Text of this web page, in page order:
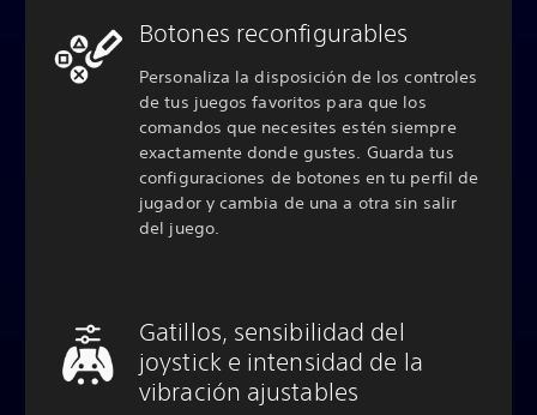
Botones reconfigurables
Personaliza la disposición de los controles
de tus juegos favoritos para que los
comandos que necesites estén siempre
exactamente donde gustes. Guarda tus
configuraciones de botones en tu perfil de
jugador y cambia de una a otra sin salir
del juego.
Gatillos, sensibilidad del
joystick e intensidad de la
vibración ajustables